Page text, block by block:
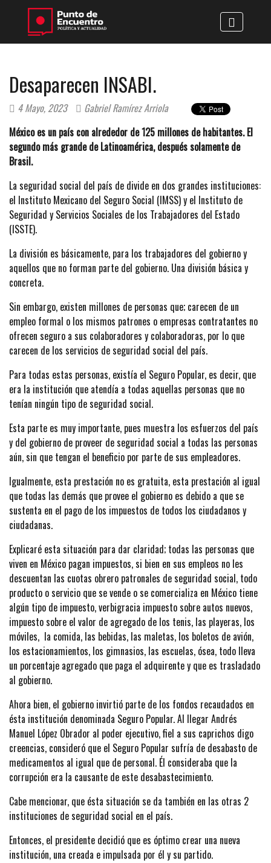
Desaparecen INSABI.
4 Mayo, 2023
Gabriel Ramírez Arriola
México es un país con alrededor de 125 millones de habitantes. El
segundo más grande de Latinoamérica, después solamente de
Brasil.
La seguridad social del país de divide en dos grandes instituciones:
el Instituto Mexicano del Seguro Social (IMSS) y el Instituto de
Seguridad y Servicios Sociales de los Trabajadores del Estado
(ISSTE).
La división es básicamente, para los trabajadores del gobierno y
aquellos que no forman parte del gobierno. Una división básica y
concreta.
Sin embargo, existen millones de personas que; carecen de un
empleo formal o los mismos patrones o empresas contratantes no
ofrecen seguro a sus colaboradores y colaboradoras, por lo que
carecen de los servicios de seguridad social del país.
Para todas estas personas, existía el Seguro Popular, es decir, que
era la institución que atendía a todas aquellas personas que no
tenían ningún tipo de seguridad social.
Esta parte es muy importante, pues muestra los esfuerzos del país
y del gobierno de proveer de seguridad social a todas las personas
aún, sin que tengan el beneficio por parte de sus empleadores.
Igualmente, esta prestación no es gratuita, esta prestación al igual
que todas las demás que provee el gobierno es debido a que se
sustenta en el pago de los impuestos de todos los ciudadanos y
ciudadanas.
Explicaré esta situación para dar claridad; todas las personas que
viven en México pagan impuestos, si bien en sus empleos no les
descuentan las cuotas obrero patronales de seguridad social, todo
producto o servicio que se vende o se comercializa en México tiene
algún tipo de impuesto, verbigracia impuesto sobre autos nuevos,
impuesto sobre el valor de agregado de los tenis, las playeras, los
móviles, la comida, las bebidas, las maletas, los boletos de avión,
los estacionamientos, los gimnasios, las escuelas, ósea, todo lleva
un porcentaje agregado que paga el adquirente y que es trasladado
al gobierno.
Ahora bien, el gobierno invirtió parte de los fondos recaudados en
ésta institución denominada Seguro Popular. Al llegar Andrés
Manuel López Obrador al poder ejecutivo, fiel a sus caprichos digo
creencias, consideró que el Seguro Popular sufría de desabasto de
medicamentos al igual que de personal. Él consideraba que la
corrupción era la causante de este desabastecimiento.
Cabe mencionar, que ésta situación se da también en las otras 2
instituciones de seguridad social en el país.
Entonces, el presidente decidió que es óptimo crear una nueva
institución, una creada e impulsada por él y su partido.